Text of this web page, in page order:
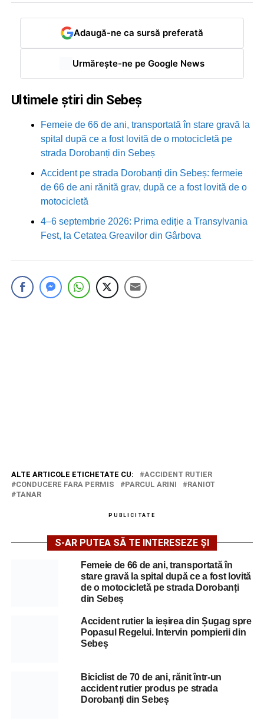
Adaugă-ne ca sursă preferată
Urmărește-ne pe Google News
Ultimele știri din Sebeș
Femeie de 66 de ani, transportată în stare gravă la
spital după ce a fost lovită de o motocicletă pe
strada Dorobanți din Sebeș
Accident pe strada Dorobanți din Sebeș: fermeie
de 66 de ani rănită grav, după ce a fost lovită de o
motocicletă
4–6 septembrie 2026: Prima ediție a Transylvania
Fest, la Cetatea Greavilor din Gârbova
ALTE ARTICOLE ETICHETATE CU:
ACCIDENT RUTIER
CONDUCERE FARA PERMIS
PARCUL ARINI
RANIOT
TANAR
PUBLICITATE
S-AR PUTEA SĂ TE INTERESEZE ȘI
Femeie de 66 de ani, transportată în
stare gravă la spital după ce a fost lovită
de o motocicletă pe strada Dorobanți
din Sebeș
Accident rutier la ieșirea din Șugag spre
Popasul Regelui. Intervin pompierii din
Sebeș
Biciclist de 70 de ani, rănit într-un
accident rutier produs pe strada
Dorobanți din Sebeș